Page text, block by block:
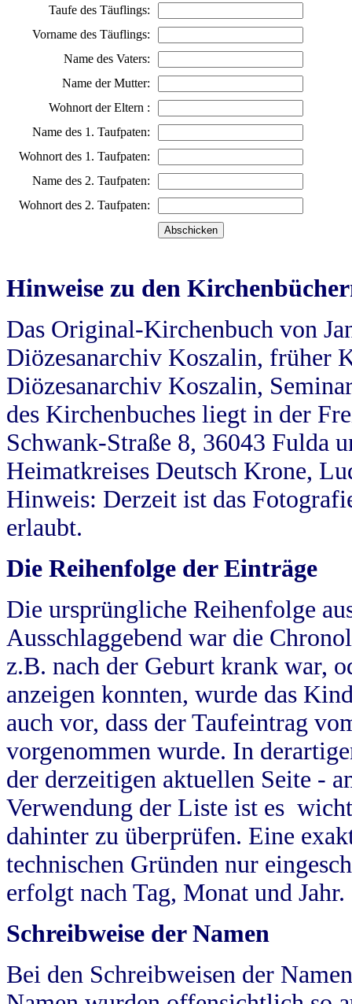
Taufe des Täuflings:
Vorname des Täuflings:
Name des Vaters:
Name der Mutter:
Wohnort der Eltern :
Name des 1. Taufpaten:
Wohnort des 1. Taufpaten:
Name des 2. Taufpaten:
Wohnort des 2. Taufpaten:
Hinweise zu den
Das Original-Kirchenbuch von
Diözesanarchiv Koszalin, früher
Diözesanarchiv Koszalin,
des Kirchenbuches liegt in der
Schwank-Straße 8, 36043 Fulda
Heimatkreises Deutsch Krone,
Hinweis: Derzeit ist das
erlaubt.
Die Reihenfolge der Einträge
Die ursprüngliche Reihenfolge
Ausschlaggebend war die
z.B. nach der Geburt krank war,
anzeigen konnten, wurde das
auch vor, dass der Taufeintrag
vorgenommen wurde. In
der derzeitigen aktuellen Seite -
Verwendung der Liste ist es
dahinter zu überprüfen. Eine
technischen Gründen nur
erfolgt nach Tag, Monat und Jahr.
Schreibweise der Namen
Bei den Schreibweisen der